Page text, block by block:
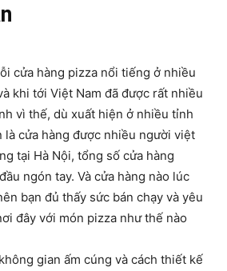
cửa hàng pizza nổi tiếng ở nhiều
khi tới Việt Nam đã được rất nhiều
vì thế, dù xuất hiện ở nhiều tỉnh
là cửa hàng được nhiều người việt
tại Hà Nội, tổng số cửa hàng
ngón tay. Và cửa hàng nào lúc
bạn đủ thấy sức bán chạy và yêu
đây với món pizza như thế nào
gian ấm cúng và cách thiết kế